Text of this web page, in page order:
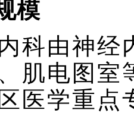
模
科由神
肌电图室
医学重点